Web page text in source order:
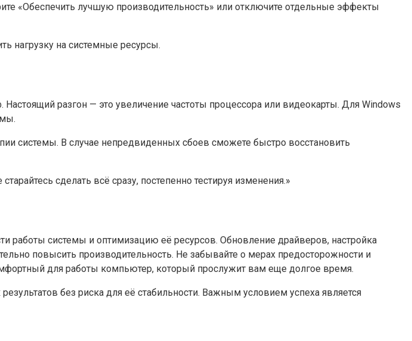
«Обеспечить лучшую производительность» или отключите отдельные эффекты
нагрузку на системные ресурсы.
разгон — это увеличение частоты процессора или видеокарты. Для Windows
системы. В случае непредвиденных сбоев сможете быстро восстановить
сделать всё сразу, постепенно тестируя изменения.»
работы системы и оптимизацию её ресурсов. Обновление драйверов, настройка
повысить производительность. Не забывайте о мерах предосторожности и
для работы компьютер, который прослужит вам еще долгое время.
без риска для её стабильности. Важным условием успеха является